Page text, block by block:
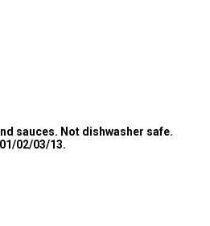
sauces. Not dishwasher safe.
02/03/13.